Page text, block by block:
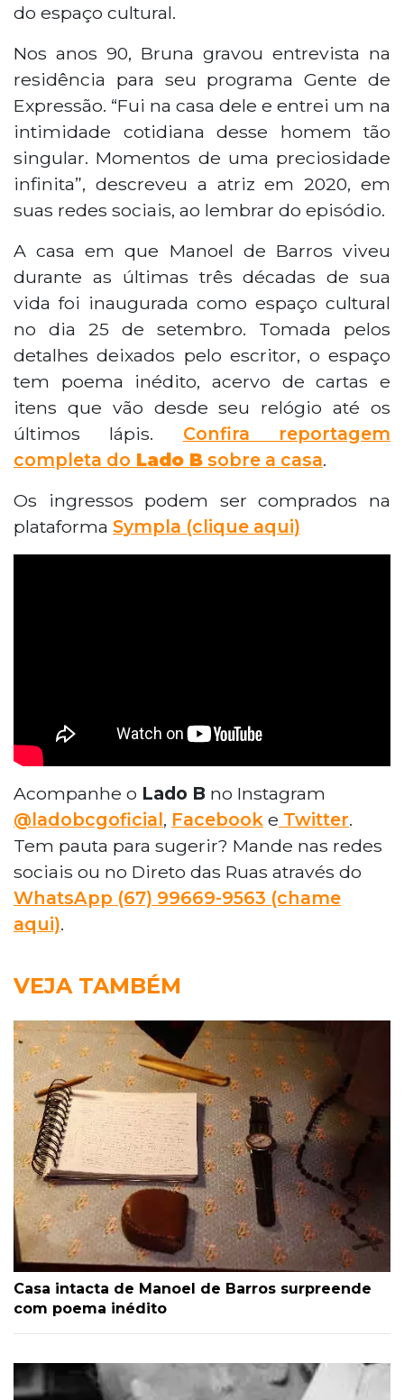
do espaço cultural.
Nos anos 90, Bruna gravou entrevista na
residência para seu programa Gente de
Expressão. “Fui na casa dele e entrei um na
intimidade cotidiana desse homem tão
singular. Momentos de uma preciosidade
infinita”, descreveu a atriz em 2020, em
suas redes sociais, ao lembrar do episódio.
A casa em que Manoel de Barros viveu
durante as últimas três décadas de sua
vida foi inaugurada como espaço cultural
no dia 25 de setembro. Tomada pelos
detalhes deixados pelo escritor, o espaço
tem poema inédito, acervo de cartas e
itens que vão desde seu relógio até os
últimos lápis. Confira reportagem
completa do Lado B sobre a casa.
Os ingressos podem ser comprados na
plataforma Sympla (clique aqui)
Acompanhe o Lado B no Instagram
@ladobcgoficial, Facebook e Twitter.
Tem pauta para sugerir? Mande nas redes
sociais ou no Direto das Ruas através do
WhatsApp (67) 99669-9563 (chame
aqui).
VEJA TAMBÉM
Casa intacta de Manoel de Barros surpreende
com poema inédito